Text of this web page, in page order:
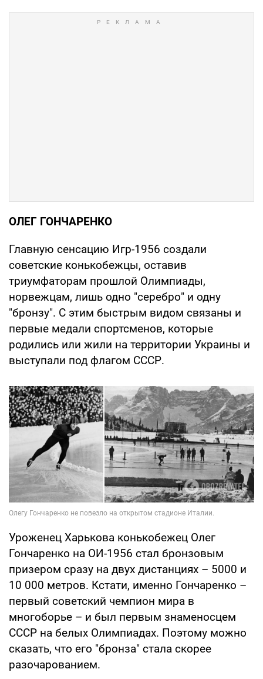
ОЛЕГ ГОНЧАРЕНКО
Главную сенсацию Игр-1956 создали
советские конькобежцы, оставив
триумфаторам прошлой Олимпиады,
норвежцам, лишь одно "серебро" и одну
"бронзу". С этим быстрым видом связаны и
первые медали спортсменов, которые
родились или жили на территории Украины и
выступали под флагом СССР.
Уроженец Харькова конькобежец Олег
Гончаренко на ОИ-1956 стал бронзовым
призером сразу на двух дистанциях – 5000 и
10 000 метров. Кстати, именно Гончаренко –
первый советский чемпион мира в
многоборье – и был первым знаменосцем
СССР на белых Олимпиадах. Поэтому можно
сказать, что его "бронза" стала скорее
разочарованием.